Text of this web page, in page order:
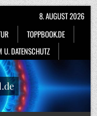
TOPPBOOK.DE
DATENSCHUTZ
8. AUGUST 2026